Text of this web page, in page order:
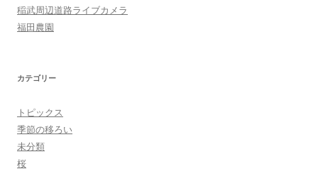
稲武周辺道路ライブカメラ
福田農園
カテゴリー
トピックス
季節の移ろい
未分類
桜